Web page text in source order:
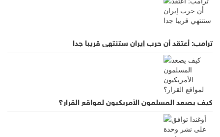
ترامب: أعتقد أن حرب إيران ستنتهي قريبا جدا
كيف يصعد المسلمون الأمريكيون لمواقع القرار؟